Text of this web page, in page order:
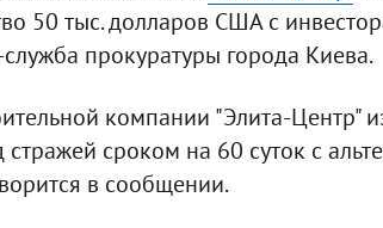
50 тыс. долларов США с
прокуратуры города Киева.
компании "Элита-Центр"
сроком на 60 суток с
в сообщении.